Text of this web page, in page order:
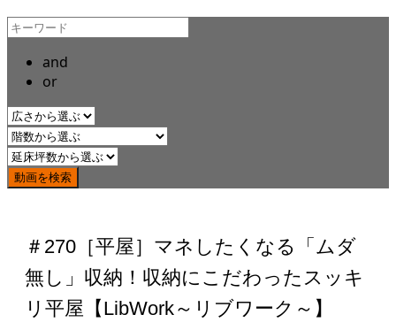
and
or
＃270［平屋］マネしたくなる「ムダ
無し」収納！収納にこだわったスッキ
リ平屋【LibWork～リブワーク～】